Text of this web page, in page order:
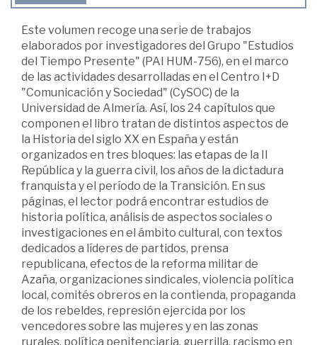
Este volumen recoge una serie de trabajos
elaborados por investigadores del Grupo "Estudios
del Tiempo Presente" (PAI HUM-756), en el marco
de las actividades desarrolladas en el Centro I+D
"Comunicación y Sociedad" (CySOC) de la
Universidad de Almería. Así, los 24 capítulos que
componen el libro tratan de distintos aspectos de
la Historia del siglo XX en España y están
organizados en tres bloques: las etapas de la II
República y la guerra civil, los años de la dictadura
franquista y el período de la Transición. En sus
páginas, el lector podrá encontrar estudios de
historia política, análisis de aspectos sociales o
investigaciones en el ámbito cultural, con textos
dedicados a líderes de partidos, prensa
republicana, efectos de la reforma militar de
Azaña, organizaciones sindicales, violencia política
local, comités obreros en la contienda, propaganda
de los rebeldes, represión ejercida por los
vencedores sobre las mujeres y en las zonas
rurales, política penitenciaria, guerrilla, racismo en